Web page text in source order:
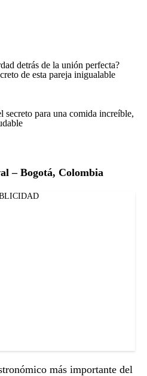
detrás de la unión perfecta?
de esta pareja inigualable
secreto para una comida increíble,
– Bogotá, Colombia
más importante del